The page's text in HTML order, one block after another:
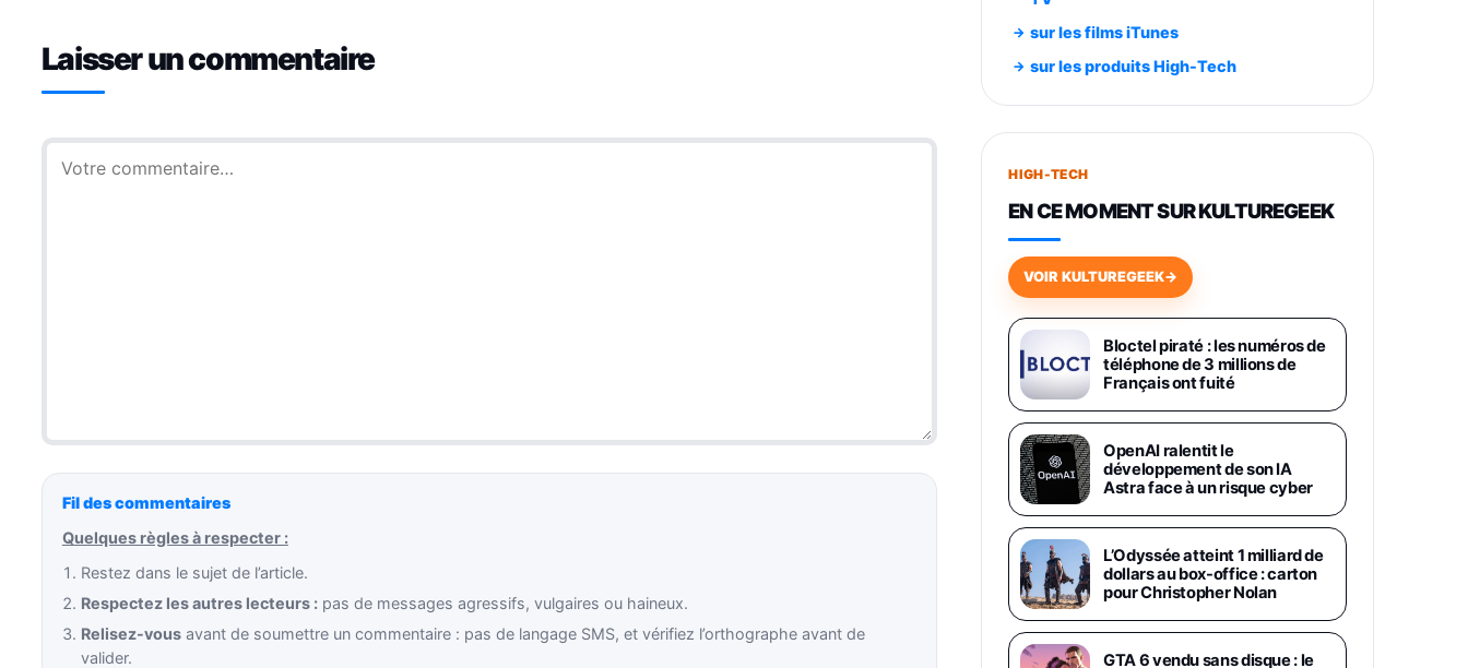
Laisser un commentaire
Commentaire
Fil des commentaires
Quelques règles à respecter :
Restez dans le sujet de l’article.
Respectez les autres lecteurs : pas de messages agressifs, vulgaires ou haineux.
Relisez-vous avant de soumettre un commentaire : pas de langage SMS, et vérifiez l’orthographe avant de
valider.
Smartphone SAMSUNG Galaxy
S26+ Violet 256Go
749,99€1240,43€Fnac (Vendeur Tiers)
648,63€
Smartphone Android 5G avec
Galaxy AI, 512 Go, Chargeur
Secteur Rapide 25W Inclus,
Smartphone déverrouillé, Noir,
Version FR
1019€1399€Fnac (Vendeur Tiers)
Galaxy S26 Ultra 512 Go Bleu
1019€ 1399€Fnac (Vendeur Tiers)
Galaxy S26 Ultra 256 Go Violet
892€1199€
Philips SHK2000BL - Casque
Enfant - Bleu & Répartiteur Audio
5 Casques, Blanc
24,94€ 29,96€Fnac (Vendeur Tiers)
sur les films iTunes
sur les produits High-Tech
HIGH-TECH
EN CE MOMENT SUR KULTUREGEEK
VOIR KULTUREGEEK→
Bloctel piraté : les numéros de
téléphone de 3 millions de
Français ont fuité
OpenAI ralentit le
développement de son IA
Astra face à un risque cyber
L’Odyssée atteint 1 milliard de
dollars au box-office : carton
pour Christopher Nolan
GTA 6 vendu sans disque : le